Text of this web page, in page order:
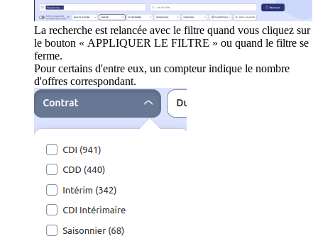
La recherche est relancée avec le filtre quand vous cliquez sur
le bouton « APPLIQUER LE FILTRE » ou quand le filtre se
ferme.
Pour certains d'entre eux, un compteur indique le nombre
d'offres correspondant.